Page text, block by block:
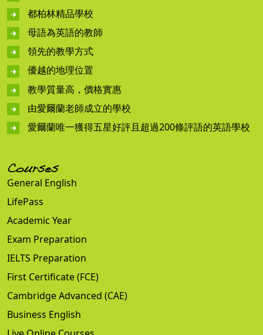
都柏林精品學校
母語為英語的教師
領先的教學方式
優越的地理位置
教學質量高，價格實惠
由愛爾蘭老師成立的學校
愛爾蘭唯一獲得五星好評且超過200條評語的英語學校
Courses
General English
LifePass
Academic Year
Exam Preparation
IELTS Preparation
First Certificate (FCE)
Cambridge Advanced (CAE)
Business English